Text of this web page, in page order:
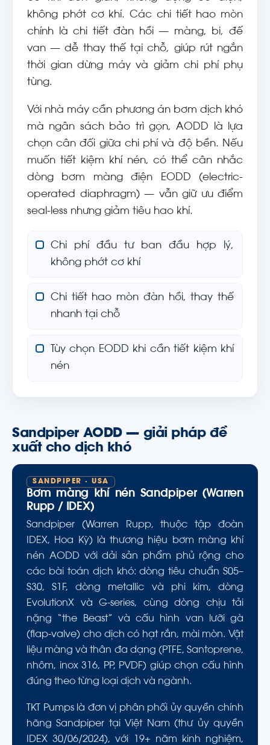
không phớt cơ khí. Các chi tiết hao mòn
chính là chi tiết đàn hồi — màng, bi, đế
van — dễ thay thế tại chỗ, giúp rút ngắn
thời gian dừng máy và giảm chi phí phụ
tùng.
Với nhà máy cần phương án bơm dịch khó
mà ngân sách bảo trì gọn, AODD là lựa
chọn cân đối giữa chi phí và độ bền. Nếu
muốn tiết kiệm khí nén, có thể cân nhắc
dòng bơm màng điện EODD (electric-
operated diaphragm) — vẫn giữ ưu điểm
seal-less nhưng giảm tiêu hao khí.
Chi phí đầu tư ban đầu hợp lý,
không phớt cơ khí
Chi tiết hao mòn đàn hồi, thay thế
nhanh tại chỗ
Tùy chọn EODD khi cần tiết kiệm khí
nén
Sandpiper AODD — giải pháp đề
xuất cho dịch khó
SANDPIPER · USA
Bơm màng khí nén Sandpiper (Warren
Rupp / IDEX)
Sandpiper (Warren Rupp, thuộc tập đoàn
IDEX, Hoa Kỳ) là thương hiệu bơm màng khí
nén AODD với dải sản phẩm phủ rộng cho
các bài toán dịch khó: dòng tiêu chuẩn S05–
S30, S1F, dòng metallic và phi kim, dòng
EvolutionX và G-series, cùng dòng chịu tải
nặng “the Beast” và cấu hình van lưỡi gà
(flap-valve) cho dịch có hạt rắn, mài mòn. Vật
liệu màng và thân đa dạng (PTFE, Santoprene,
nhôm, inox 316, PP, PVDF) giúp chọn cấu hình
đúng theo từng loại dịch và ngành.
TKT Pumps là đơn vị phân phối ủy quyền chính
hãng Sandpiper tại Việt Nam (thư ủy quyền
IDEX 30/06/2024), với 19+ năm kinh nghiệm,